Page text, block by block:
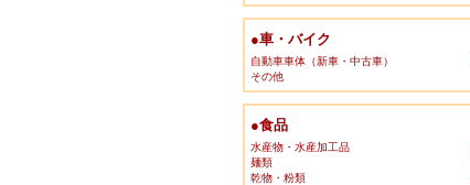
●車・バイク
自動車車体（新車・中古車）
その他
●食品
水産物・水産加工品
麺類
乾物・粉類